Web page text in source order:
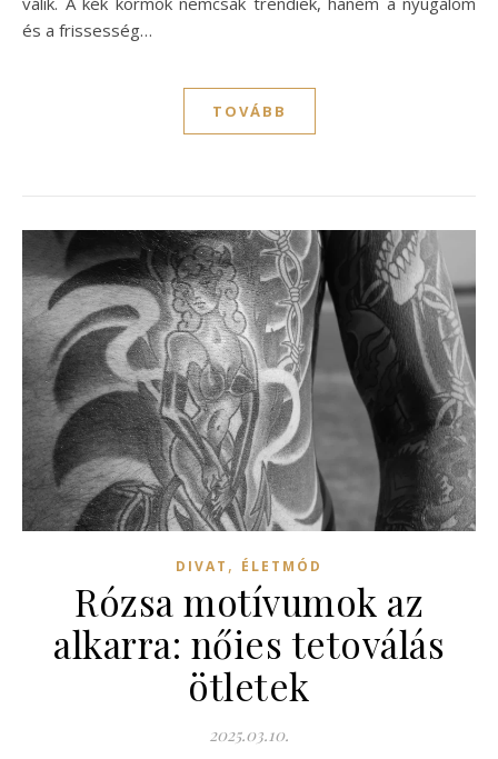
és a frissesség…
TOVÁBB
DIVAT , ÉLETMÓD
Rózsa motívumok az
alkarra: nőies tetoválás
ötletek
2025.03.10.